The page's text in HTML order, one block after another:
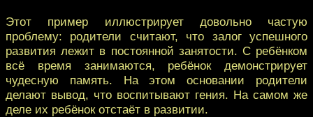
Этот пример иллюстрирует довольно частую
проблему: родители считают, что залог успешного
развития лежит в постоянной занятости. С ребёнком
всё время занимаются, ребёнок демонстрирует
чудесную память. На этом основании родители
делают вывод, что воспитывают гения. На самом же
деле их ребёнок отстаёт в развитии.